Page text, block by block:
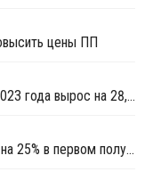
цены ПП
Экспорт ПП из США в январе-августе 2023 года вырос на 28,4%
Экспорт полипропилена из США вырос на 25% в первом полугодии 2023 года